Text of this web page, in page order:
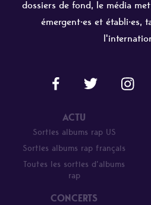
dossiers de fond, le média
émergent·es et établi·es,
ACTU
Sorties albums rap US
Sorties albums rap français
Toutes les sorties d’albums
rap
CONCERTS